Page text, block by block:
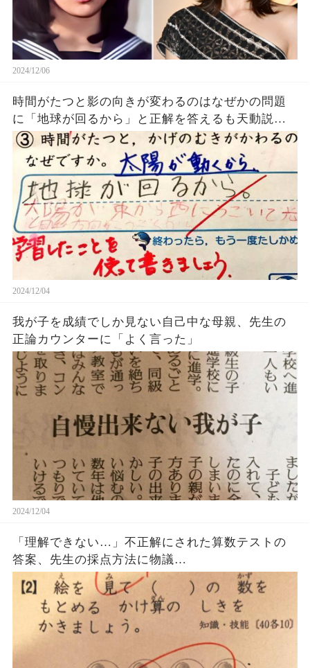
2024/12/06
時間がたつと影の向きが変わるのはなぜかの問題
に「地球が回るから」と正解を答えるも天動説を
主張する先生に不正解にされてしまうｗｗｗ
2024/12/04
我が子を成績でしか見ない自己中な母親、先生の
正論カウンターに「よく言った」
2024/12/04
「理解できない…」不正解にされた算数テストの
答案、先生の採点方法に物議…